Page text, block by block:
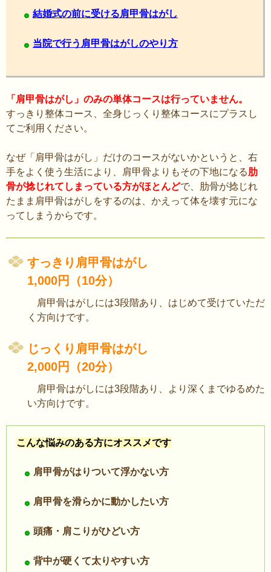
結婚式の前に受ける肩甲骨はがし
当院で行う肩甲骨はがしのやり方
「肩甲骨はがし」のみの単体コースは行っていません。
すっきり整体コース、全身じっくり整体コースにプラスし
てご利用ください。
なぜ「肩甲骨はがし」だけのコースがないかというと、右
手をよく使う生活により、肩甲骨よりもその下地になる肋
骨が捻じれてしまっている方がほとんどで、肋骨が捻じれ
たまま肩甲骨はがしをするのは、かえって体を壊す元にな
ってしまうからです。
すっきり肩甲骨はがし
1,000円（10分）
肩甲骨はがしには3段階あり、はじめて受けていただ
く方向けです。
じっくり肩甲骨はがし
2,000円（20分）
肩甲骨はがしには3段階あり、より深くまでゆるめた
い方向けです。
こんな悩みのある方にオススメです
肩甲骨がはりついて浮かない方
肩甲骨を滑らかに動かしたい方
頭痛・肩こりがひどい方
背中が硬くて太りやすい方